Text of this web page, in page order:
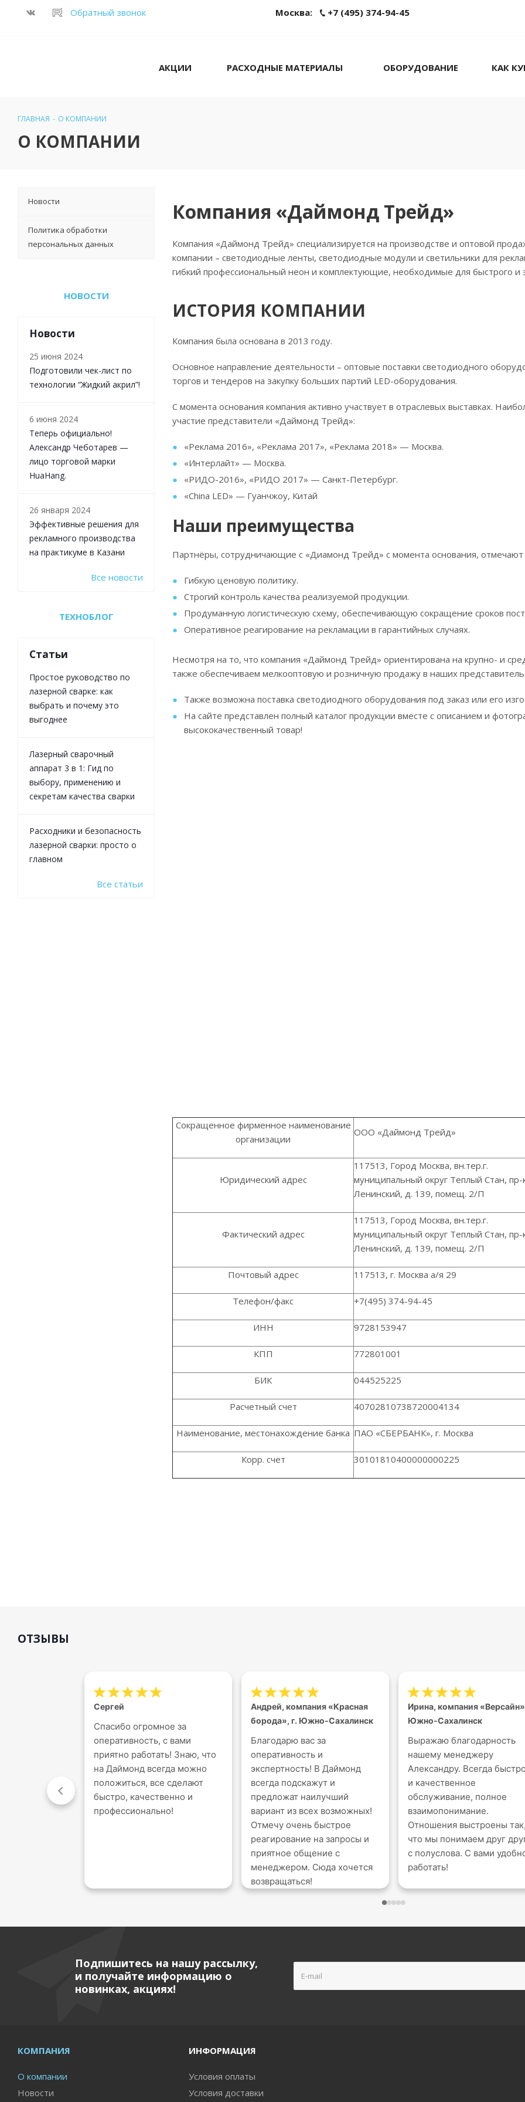
Обратный звонок Москва: +7 (495) 374-94-45
АКЦИИ РАСХОДНЫЕ МАТЕРИАЛЫ ОБОРУДОВАНИЕ КАК
ГЛАВНАЯ - О КОМПАНИИ
О КОМПАНИИ
Компания «Даймонд Трейд»
Компания «Даймонд Трейд» специализируется на производстве и оптовой
компании – светодиодные ленты, светодиодные модули и светильники для
гибкий профессиональный неон и комплектующие, необходимые для быстрого и
ИСТОРИЯ КОМПАНИИ
Компания была основана в 2013 году.
Основное направление деятельности – оптовые поставки светодиодного
торгов и тендеров на закупку больших партий LED-оборудования.
С момента основания компания активно участвует в отраслевых выставках.
участие представители «Даймонд Трейд»:
«Реклама 2016», «Реклама 2017», «Реклама 2018» — Москва.
«Интерлайт» — Москва.
«РИДО-2016», «РИДО 2017» — Санкт-Петербург.
«China LED» — Гуанчжоу, Китай
Наши преимущества
Партнёры, сотрудничающие с «Диамонд Трейд» с момента основания, отмечают
Гибкую ценовую политику.
Строгий контроль качества реализуемой продукции.
Продуманную логистическую схему, обеспечивающую сокращение сроков
Оперативное реагирование на рекламации в гарантийных случаях.
Несмотря на то, что компания «Даймонд Трейд» ориентирована на крупно- и
также обеспечиваем мелкооптовую и розничную продажу в наших
Также возможна поставка светодиодного оборудования под заказ или его
На сайте представлен полный каталог продукции вместе с описанием и
высококачественный товар!
Сокращенное фирменное наименование
организации
ООО «Даймонд Трейд»
Юридический адрес
117513, Город Москва, вн.тер.г.
муниципальный округ Теплый Стан, пр-
Ленинский, д. 139, помещ. 2/П
Фактический адрес
117513, Город Москва, вн.тер.г.
муниципальный округ Теплый Стан, пр-
Ленинский, д. 139, помещ. 2/П
Почтовый адрес 117513, г. Москва а/я 29
Телефон/факс +7(495) 374-94-45
ИНН 9728153947
КПП 772801001
БИК 044525225
Расчетный счет 40702810738720004134
Наименование, местонахождение банка ПАО «СБЕРБАНК», г. Москва
Корр. счет 30101810400000000225
Новости
Политика обработки
персональных данных
НОВОСТИ
Новости
25 июня 2024
Подготовили чек-лист по
технологии “Жидкий акрил”!
6 июня 2024
Теперь официально!
Александр Чеботарев —
лицо торговой марки
HuaHang.
26 января 2024
Эффективные решения для
рекламного производства
на практикуме в Казани
Все новости
ТЕХНОБЛОГ
Статьи
Простое руководство по
лазерной сварке: как
выбрать и почему это
выгоднее
Лазерный сварочный
аппарат 3 в 1: Гид по
выбору, применению и
секретам качества сварки
Расходники и безопасность
лазерной сварки: просто о
главном
Все статьи
ОТЗЫВЫ
Сергей
Спасибо огромное за
оперативность, с вами
приятно работать! Знаю, что
на Даймонд всегда можно
положиться, все сделают
быстро, качественно и
профессионально!
Андрей, компания «Красная
борода», г. Южно-Сахалинск
Благодарю вас за
оперативность и
экспертность! В Даймонд
всегда подскажут и
предложат наилучший
вариант из всех возможных!
Отмечу очень быстрое
реагирование на запросы и
приятное общение с
менеджером. Сюда хочется
возвращаться!
Ирина, компания
Южно-Сахалинск
Выражаю благодарность
нашему менеджеру
Александру. Всегда
и качественное
обслуживание, полное
взаимопонимание.
Отношения выстроены так,
что мы понимаем друг
с полуслова. С вами
работать!
Подпишитесь на нашу рассылку,
и получайте информацию о
новинках, акциях!
КОМПАНИЯ
О компании
Новости
ИНФОРМАЦИЯ
Условия оплаты
Условия доставки